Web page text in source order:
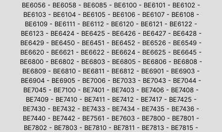
BE6056 - BE6058 - BE6085 - BE6100 - BE6101 - BE6102 -
BE6103 - BE6104 - BE6105 - BE6106 - BE6107 - BE6108 -
BE6109 - BE6111 - BE6112 - BE6120 - BE6121 - BE6122 -
BE6123 - BE6424 - BE6425 - BE6426 - BE6427 - BE6428 -
BE6429 - BE6450 - BE6451 - BE6452 - BE6526 - BE6549 -
BE6620 - BE6621 - BE6622 - BE6624 - BE6625 - BE6645 -
BE6800 - BE6802 - BE6803 - BE6805 - BE6806 - BE6808 -
BE6809 - BE6810 - BE6811 - BE6812 - BE6901 - BE6903 -
BE6904 - BE6905 - BE7006 - BE7033 - BE7043 - BE7044 -
BE7045 - BE7100 - BE7401 - BE7403 - BE7406 - BE7408 -
BE7409 - BE7410 - BE7411 - BE7412 - BE7417 - BE7425 -
BE7430 - BE7432 - BE7433 - BE7434 - BE7435 - BE7436 -
BE7440 - BE7442 - BE7561 - BE7603 - BE7800 - BE7801 -
BE7802 - BE7803 - BE7810 - BE7811 - BE7813 - BE7815 -